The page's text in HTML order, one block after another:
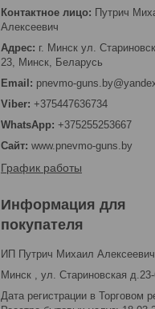
Путрич
Алексеевич
г. Минск ул.
23, Минск, Беларусь
pnevmo-
+375447636734
+375255253667
www.pnevmo-guns.by
График работы
Информация для
покупателя
ИП Путрич Михаил Алексеевич
Минск , ул. Стариновская
Дата регистрации в Торговом